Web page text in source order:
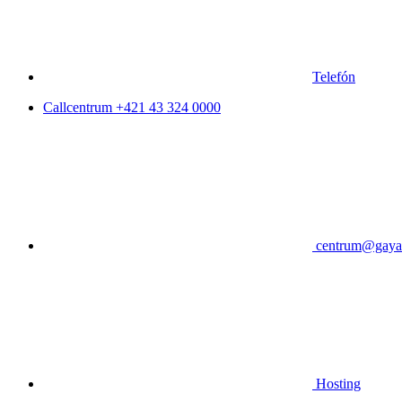
Telefón
Callcentrum +421 43 324 0000
Hosting